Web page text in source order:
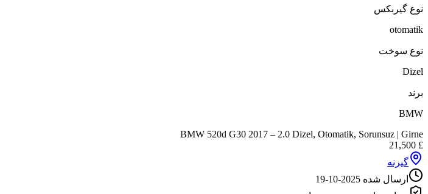
نوع گیربکس
otomatik
نوع سوخت
Dizel
برند
BMW
BMW 520d G30 2017 – 2.0 Dizel, Otomatik, Sorunsuz | Girne
£
21,500
گیرنه
ارسال شده 2025-10-19